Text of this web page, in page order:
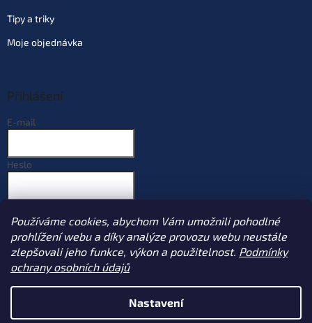
Používáme cookies, abychom Vám umožnili pohodlné
prohlížení webu a díky analýze provozu webu neustále
zlepšovali jeho funkce, výkon a použitelnost. Podmínky
ochrany osobních údajů
Nastavení
Tipy a triky
Moje objednávka
Přihlášení
E-mail
Heslo
Nová registrace
Zapomenuté heslo